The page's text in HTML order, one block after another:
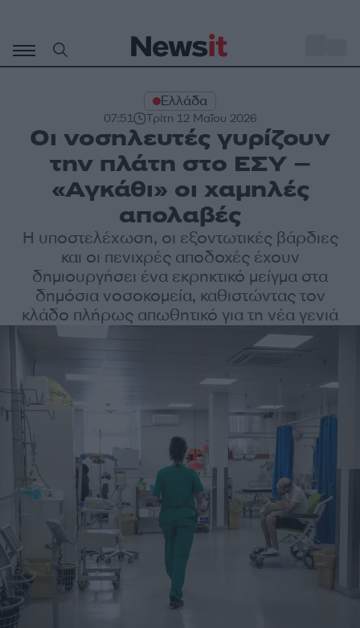
περιεχόμενο
Ελλάδα
07:51 Τρίτη 12 Μαΐου 2026
Οι νοσηλευτές γυρίζουν
την πλάτη στο ΕΣΥ –
«Αγκάθι» οι χαμηλές
απολαβές
Η υποστελέχωση, οι εξοντωτικές βάρδιες
και οι πενιχρές αποδοχές έχουν
δημιουργήσει ένα εκρηκτικό μείγμα στα
δημόσια νοσοκομεία, καθιστώντας τον
κλάδο πλήρως απωθητικό για τη νέα γενιά